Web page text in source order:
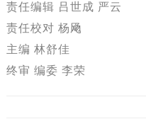
责任编辑 吕世成 严云
责任校对 杨飏
主编 林舒佳
终审 编委 李荣